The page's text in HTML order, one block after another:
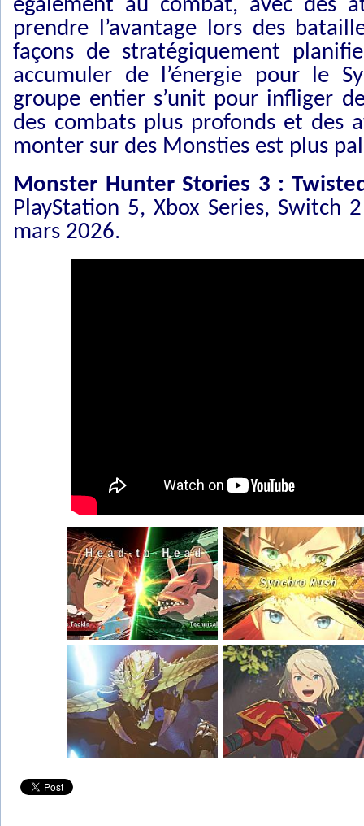
également au combat, avec des
prendre l’avantage lors des
façons de stratégiquement
accumuler de l’énergie pour le
groupe entier s’unit pour infliger
des combats plus profonds et des
monter sur des Monsties est plus
Monster Hunter Stories 3 :
PlayStation 5, Xbox Series, Switch
mars 2026.